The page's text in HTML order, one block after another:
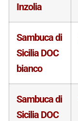
Inzolia
Sambuca di
Sicilia DOC
bianco
Sambuca di
Sicilia DOC